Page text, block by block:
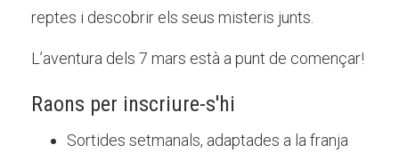
reptes i descobrir els seus misteris junts.
L’aventura dels 7 mars està a punt de començar!
Raons per inscriure-s'hi
Sortides setmanals, adaptades a la franja